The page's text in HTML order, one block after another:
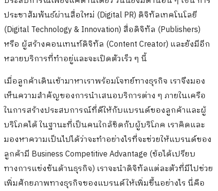
ประชาสัมพันธ์ผ่านสื่อใหม่ (Digital PR) ดิจิทัลเทคโนโลยี
(Digital Technology & Innovation) สื่อดิจิทัล (Publishers)
หรือ ผู้สร้างคอนเทนท์ดิจิทัล (Content Creator) และยังมีอีก
หลายบริการที่ทำอยู่และจะเปิดตัวเร็ว ๆ นี้
เมื่อลูกค้าเดินเข้ามาหาเราพร้อมโจทย์ทางธุรกิจ เราจึงมอง
เห็นความสำคัญของการนำเสนอบริการต่าง ๆ ภายในเครือ
ในการสร้างประสบการณ์ที่ดีให้กับแบรนด์ของลูกค้าและผู้
บริโภคได้ ในฐานะที่เป็นคนใกล้ชิดกับผู้บริโภค เราคิดและ
มองหาความเป็นไปได้ว่าจะทำอย่างไรที่จะช่วยให้แบรนด์ของ
ลูกค้ามี Business Competitive Advantage (ข้อได้เปรียบ
ทางการแข่งขันด้านธุรกิจ) เราจะนำดิจิทัลแต่ละตัวที่มีไปช่วย
เพิ่มศักยภาพทางธุรกิจของแบรนด์ให้เพิ่มขึ้นอย่างไร นี่คือ